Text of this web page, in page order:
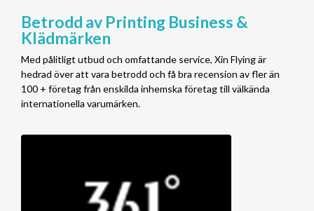
Betrodd av Printing Business &
Klädmärken
Med pålitligt utbud och omfattande service, Xin Flying är
hedrad över att vara betrodd och få bra recension av fler än
100 + företag från enskilda inhemska företag till välkända
internationella varumärken.